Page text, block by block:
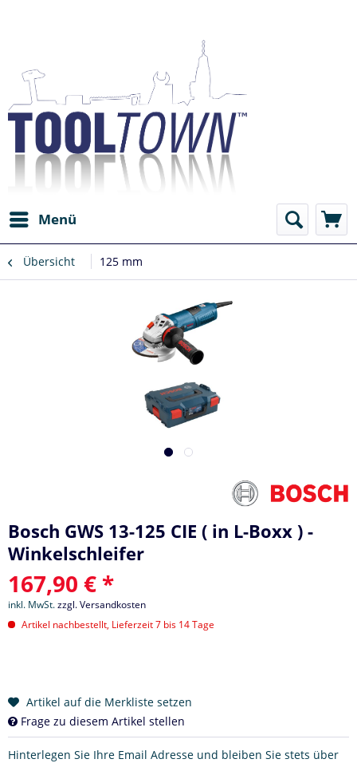
Menü
Übersicht 125 mm
Bosch GWS 13-125 CIE ( in L-Boxx ) -
Winkelschleifer
167,90 € *
inkl. MwSt.zzgl. Versandkosten
Artikel nachbestellt, Lieferzeit 7 bis 14 Tage
Artikel auf die Merkliste setzen
Frage zu diesem Artikel stellen
Hinterlegen Sie Ihre Email Adresse und bleiben Sie stets über